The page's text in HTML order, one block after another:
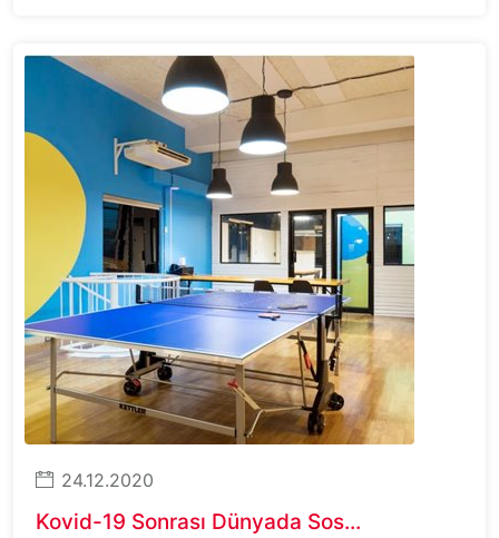
24.12.2020
Kovid-19 Sonrası Dünyada Sos...